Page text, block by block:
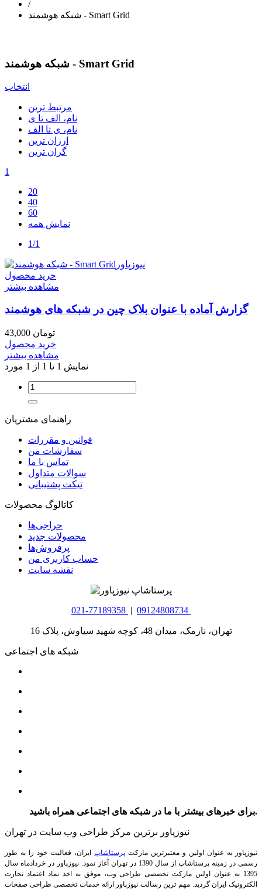
/
شبکه هوشمند - Smart Grid
شبکه هوشمند - Smart Grid
انتخاب
مرتبط ترین
نام، الف تا ی
نام، ی تا الف
ارزان ترین
گران ترین
1
20
40
60
نمایش همه
1/1
خرید محصول
مشاهده بیشتر
گزارش آماده با عنوان بلاک چین در شبکه های هوشمند
43,000 تومان
خرید محصول
مشاهده بیشتر
نمایش 1 تا 1 از 1 مورد
راهنمای مشتریان
قوانین و مقررات
سفارشات من
تماس با ما
سوالات متداول
تیکت پشتیبانی
کاتالوگ محصولات
حراجی‌ها
محصولات جدید
پرفروش‌ها
حساب کاربری من
نقشه سایت
021-77189358 | 09124808734
تهران، نارمک، میدان 48، کوچه شهید سیاوش، پلاک 16
شبکه های اجتماعی
برای خبرهای بیشتر با ما در شبکه های اجتماعی همراه باشید.
نیوزپاور برترین مرکز طراحی وب سایت در تهران
نیوزپاور به عنوان اولین و معتبرترین مارکت پرستاشاپ ایران، فعالیت خود را به طور
رسمی در زمینه پرستاشاپ از سال 1390 در تهران آغاز نمود. نیوزپاور در خردادماه سال
1395 به عنوان اولین مارکت تخصصی طراحی وب، موفق به اخذ نماد اعتماد تجارت
الکترونیک ایران گردید. مهم ترین رسالت نیوزپاور ارائه خدمات تخصصی طراحی صفحات